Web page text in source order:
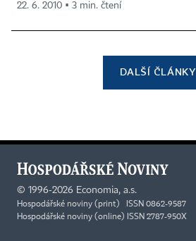
22. 6. 2010 ▪ 3 min. čtení
DALŠÍ ČLÁNKY
© 1996-2026 Economia, a.s.
Hospodářské noviny (print) ISSN 0862-9587
Hospodářské noviny (online) ISSN 2787-950X